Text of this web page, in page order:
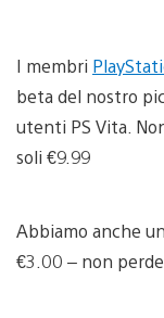
I membri
beta del nostro
utenti PS Vita.
soli €9.99
Abbiamo anche
€3.00 – non